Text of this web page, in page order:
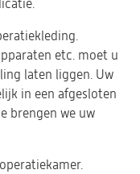
etc. moet u
laten liggen. Uw
in een afgesloten
brengen we uw